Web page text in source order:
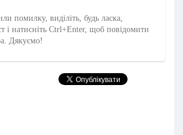
помилку, виділіть, будь ласка,
і натисніть Ctrl+Enter, щоб повідомити
Дякуємо!